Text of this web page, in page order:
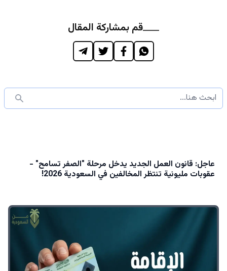
قم بمشاركة المقال
عاجل: قانون العمل الجديد يدخل مرحلة "الصفر تسامح" -
عقوبات مليونية تنتظر المخالفين في السعودية 2026!